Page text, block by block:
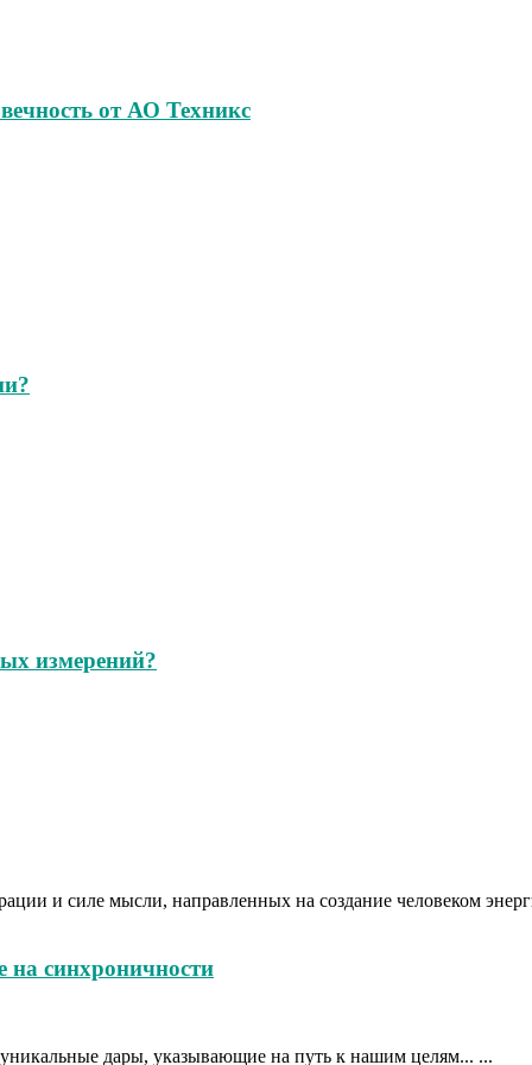
от АО Техникс
измерений?
и силе мысли, направленных на создание человеком
синхроничности
дары, указывающие на путь к нашим целям... ...